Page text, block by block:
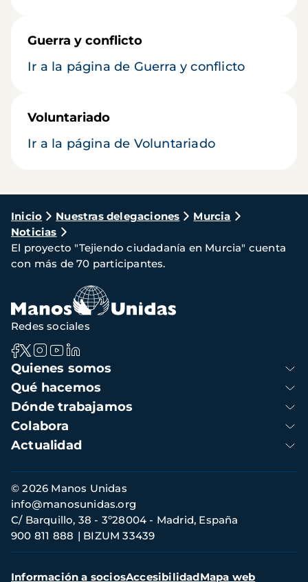
Guerra y conflicto
Ir a la página de Guerra y conflicto
Voluntariado
Ir a la página de Voluntariado
Ruta
de
navegación
Inicio Nuestras delegaciones
Murcia
Noticias
El proyecto "Tejiendo ciudadanía en Murcia" cuenta
con más de 70 participantes.
Navegación
principal
Quienes somos
Qué hacemos
Dónde trabajamos
Colabora
Actualidad
Redes sociales
Información
de
contacto
© 2026 Manos Unidas
C/ Barquillo, 38 - 3º28004 - Madrid, España
900 811 888
BIZUM 33439
info@manosunidas.org
Menú
Información a sociosAccesibilidadMapa web